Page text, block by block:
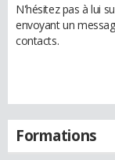
N'hésitez pas à lui
envoyant un
contacts.
Formations